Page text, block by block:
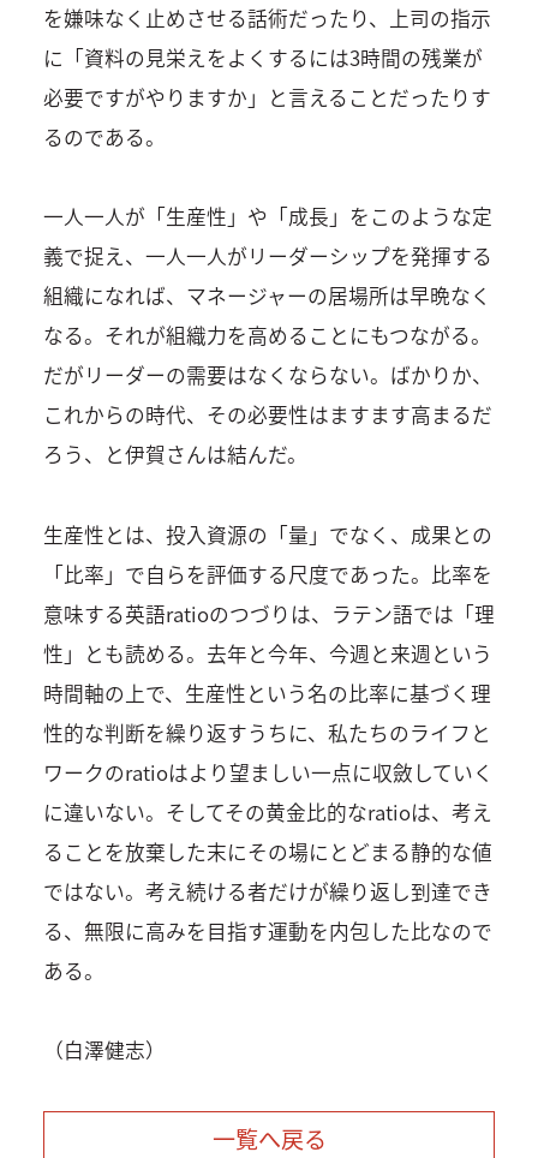
を嫌味なく止めさせる話術だったり、上司の指示
に「資料の見栄えをよくするには3時間の残業が
必要ですがやりますか」と言えることだったりす
るのである。
一人一人が「生産性」や「成長」をこのような定
義で捉え、一人一人がリーダーシップを発揮する
組織になれば、マネージャーの居場所は早晩なく
なる。それが組織力を高めることにもつながる。
だがリーダーの需要はなくならない。ばかりか、
これからの時代、その必要性はますます高まるだ
ろう、と伊賀さんは結んだ。
生産性とは、投入資源の「量」でなく、成果との
「比率」で自らを評価する尺度であった。比率を
意味する英語ratioのつづりは、ラテン語では「理
性」とも読める。去年と今年、今週と来週という
時間軸の上で、生産性という名の比率に基づく理
性的な判断を繰り返すうちに、私たちのライフと
ワークのratioはより望ましい一点に収斂していく
に違いない。そしてその黄金比的なratioは、考え
ることを放棄した末にその場にとどまる静的な値
ではない。考え続ける者だけが繰り返し到達でき
る、無限に高みを目指す運動を内包した比なので
ある。
（白澤健志）
一覧へ戻る